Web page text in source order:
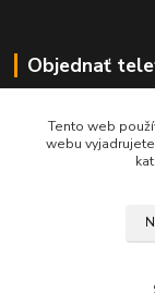
Objednať
+421
Copyright © 2015-
Tento web
webu